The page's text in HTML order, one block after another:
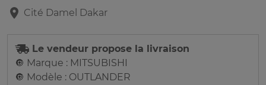
Cité Damel Dakar
Le vendeur propose la livraison
🔘 Marque : MITSUBISHI
🔘 Modèle : OUTLANDER